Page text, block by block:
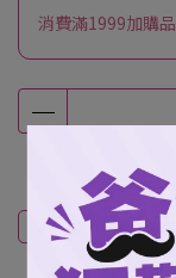
消費滿1999加購品
商品介紹